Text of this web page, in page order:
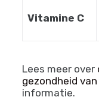
Vitamine C
Lees meer over
gezondheid
informatie.